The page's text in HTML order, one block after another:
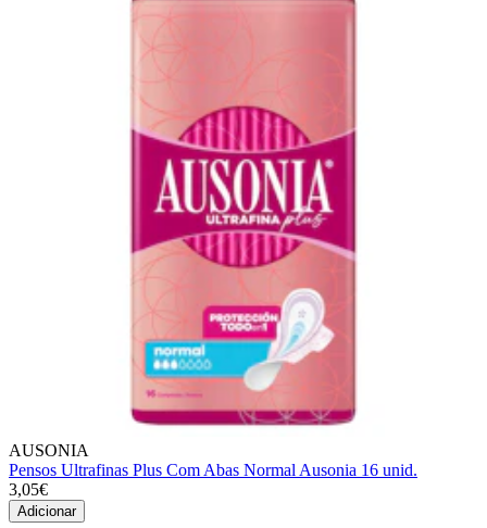
AUSONIA
Pensos Ultrafinas Plus Com Abas Normal Ausonia 16 unid.
3,05€
Adicionar